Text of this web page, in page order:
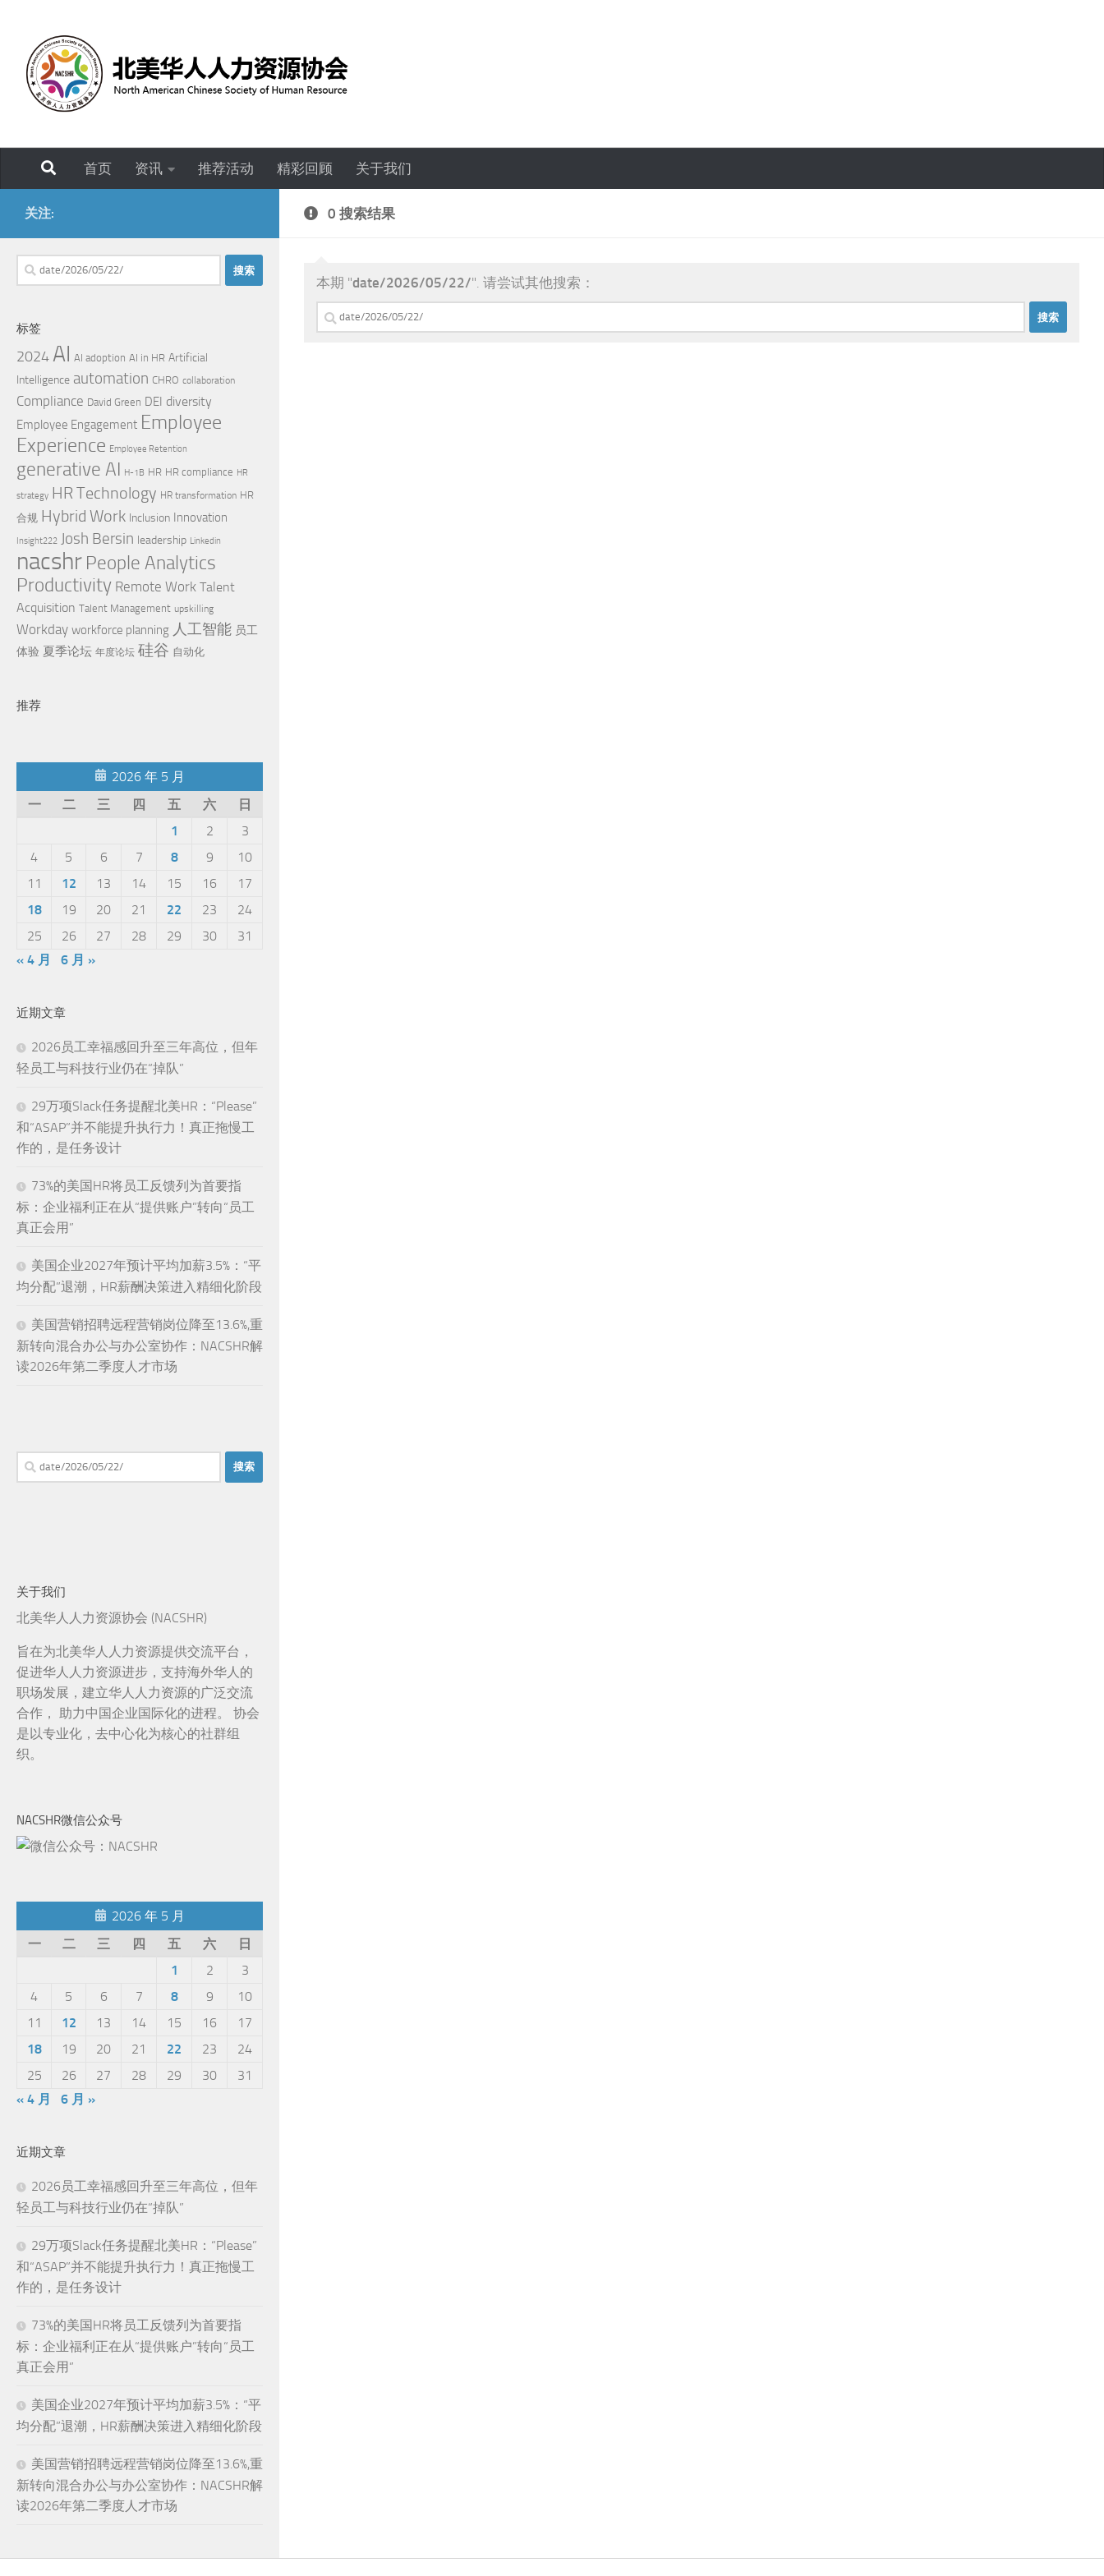
首页 资讯 推荐活动 精彩回顾 关于我们
0 搜索结果
本期 "date/2026/05/22/". 请尝试其他搜索：
搜
索：
关注:
搜
索：
标签
2024 AI AI adoption AI in HR Artificial
Intelligence automation CHRO collaboration
Compliance David Green DEI diversity
Employee Engagement Employee
Experience Employee Retention
generative AI H-1B HR HR compliance HR
strategy HR Technology HR transformation HR
合规 Hybrid Work Inclusion Innovation
Insight222 Josh Bersin leadership Linkedin
nacshr People Analytics
Productivity Remote Work Talent
Acquisition Talent Management upskilling
Workday workforce planning 人工智能 员工
体验 夏季论坛 年度论坛 硅谷 自动化
推荐
2026 年 5 月
一
二 三 四 五 六
日
1
2
3
4
5 6 7 8 9
10
11
12 13 14 15 16
17
18
19 20 21 22 23
24
25
26 27 28 29 30
31
« 4 月
6 月 »
近期文章
2026员工幸福感回升至三年高位，但年
轻员工与科技行业仍在“掉队”
29万项Slack任务提醒北美HR：“Please”
和“ASAP”并不能提升执行力！真正拖慢工
作的，是任务设计
73%的美国HR将员工反馈列为首要指
标：企业福利正在从“提供账户”转向“员工
真正会用”
美国企业2027年预计平均加薪3.5%：“平
均分配”退潮，HR薪酬决策进入精细化阶段
美国营销招聘远程营销岗位降至13.6%,重
新转向混合办公与办公室协作：NACSHR解
读2026年第二季度人才市场
搜
索：
关于我们
北美华人人力资源协会 (NACSHR)
旨在为北美华人人力资源提供交流平台，
促进华人人力资源进步，支持海外华人的
职场发展，建立华人人力资源的广泛交流
合作， 助力中国企业国际化的进程。 协会
是以专业化，去中心化为核心的社群组
织。
NACSHR微信公众号
2026 年 5 月
一
二 三 四 五 六
日
1
2
3
4
5 6 7 8 9
10
11
12 13 14 15 16
17
18
19 20 21 22 23
24
25
26 27 28 29 30
31
« 4 月
6 月 »
近期文章
2026员工幸福感回升至三年高位，但年
轻员工与科技行业仍在“掉队”
29万项Slack任务提醒北美HR：“Please”
和“ASAP”并不能提升执行力！真正拖慢工
作的，是任务设计
73%的美国HR将员工反馈列为首要指
标：企业福利正在从“提供账户”转向“员工
真正会用”
美国企业2027年预计平均加薪3.5%：“平
均分配”退潮，HR薪酬决策进入精细化阶段
美国营销招聘远程营销岗位降至13.6%,重
新转向混合办公与办公室协作：NACSHR解
读2026年第二季度人才市场